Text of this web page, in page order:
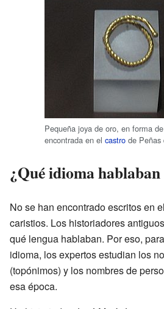
Pequeña joya de oro, en forma
encontrada en el castro de Peñas
¿Qué idioma
No se han encontrado escritos en
caristios. Los historiadores
qué lengua hablaban. Por eso,
idioma, los expertos estudian los
(topónimos) y los nombres de
esa época.